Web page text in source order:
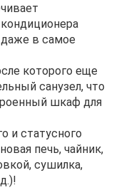
в самое
которого еще
санузел, что
шкаф для
и статусного
печь, чайник,
сушилка,